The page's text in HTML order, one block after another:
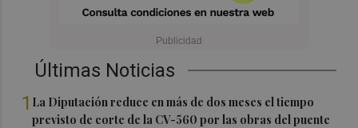
Últimas Noticias
1 La Diputación reduce en más de dos meses el tiempo
previsto de corte de la CV-560 por las obras del puente